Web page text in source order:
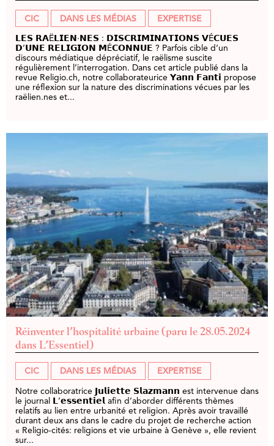
CIC DANS LES MÉDIAS EXPERTISE
𝗟𝗘𝗦 𝗥𝗔Ë𝗟𝗜𝗘𝗡·𝗡𝗘𝗦 : 𝗗𝗜𝗦𝗖𝗥𝗜𝗠𝗜𝗡𝗔𝗧𝗜𝗢𝗡𝗦 𝗩É𝗖𝗨𝗘𝗦
𝗗’𝗨𝗡𝗘 𝗥𝗘𝗟𝗜𝗚𝗜𝗢𝗡 𝗠É𝗖𝗢𝗡𝗡𝗨𝗘 ? Parfois cible d’un
discours médiatique dépréciatif, le raëlisme suscite
régulièrement l’interrogation. Dans cet article publié dans la
revue Religio.ch, notre collaborateurice 𝗬𝗮𝗻𝗻 𝗙𝗮𝗻𝘁𝗶 propose
une réflexion sur la nature des discriminations vécues par les
raëlien.nes et...
Réinventer l’hospitalité urbaine (paru le 28.05.2024
dans L’Essentiel)
CIC DANS LES MÉDIAS EXPERTISE
Notre collaboratrice 𝗝𝘂𝗹𝗶𝗲𝘁𝘁𝗲 𝗦𝗹𝗮𝘇𝗺𝗮𝗻𝗻 est intervenue dans
le journal 𝗟’𝗲𝘀𝘀𝗲𝗻𝘁𝗶𝗲𝗹 afin d’aborder différents thèmes
relatifs au lien entre urbanité et religion. Après avoir travaillé
durant deux ans dans le cadre du projet de recherche action
« Religio-cités: religions et vie urbaine à Genève », elle revient
sur...